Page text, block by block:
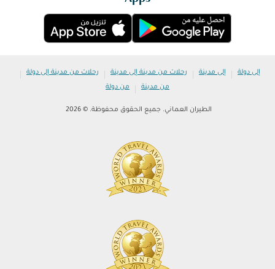
إلى دولة | إلى مدينة | رحلات من مدينة إلى مدينة | رحلات من مدينة إلى دولة |
من مدينة | من دولة
الطيران العماني. جميع الحقوق محفوظة. © 2026